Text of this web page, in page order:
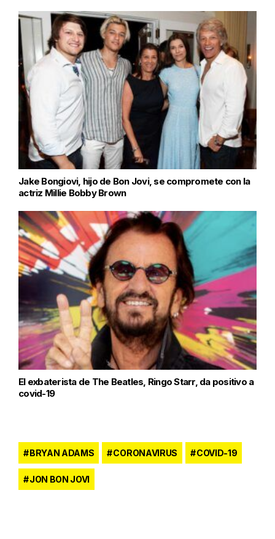
Jake Bongiovi, hijo de Bon Jovi, se compromete con la
actriz Millie Bobby Brown
El exbaterista de The Beatles, Ringo Starr, da positivo a
covid-19
BRYAN ADAMS CORONAVIRUS COVID-19
JON BON JOVI